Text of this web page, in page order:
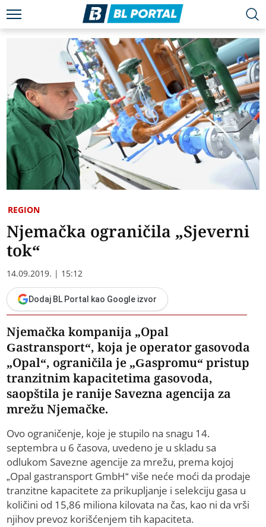
REGION
Njemačka ograničila „Sjeverni
tok“
14.09.2019. | 15:12
Dodaj BL Portal kao Google izvor
Njemačka kompanija „Opal
Gastransport“, koja je operator gasovoda
„Opal“, ograničila je „Gaspromu“ pristup
tranzitnim kapacitetima gasovoda,
saopštila je ranije Savezna agencija za
mrežu Njemačke.
Ovo ograničenje, koje je stupilo na snagu 14.
septembra u 6 časova, uvedeno je u skladu sa
odlukom Savezne agencije za mrežu, prema kojoj
„Opal gastransport GmbH“ više neće moći da prodaje
tranzitne kapacitete za prikupljanje i selekciju gasa u
količini od 15,86 miliona kilovata na čas, kao ni da vrši
njihov prevoz korišćenjem tih kapaciteta.